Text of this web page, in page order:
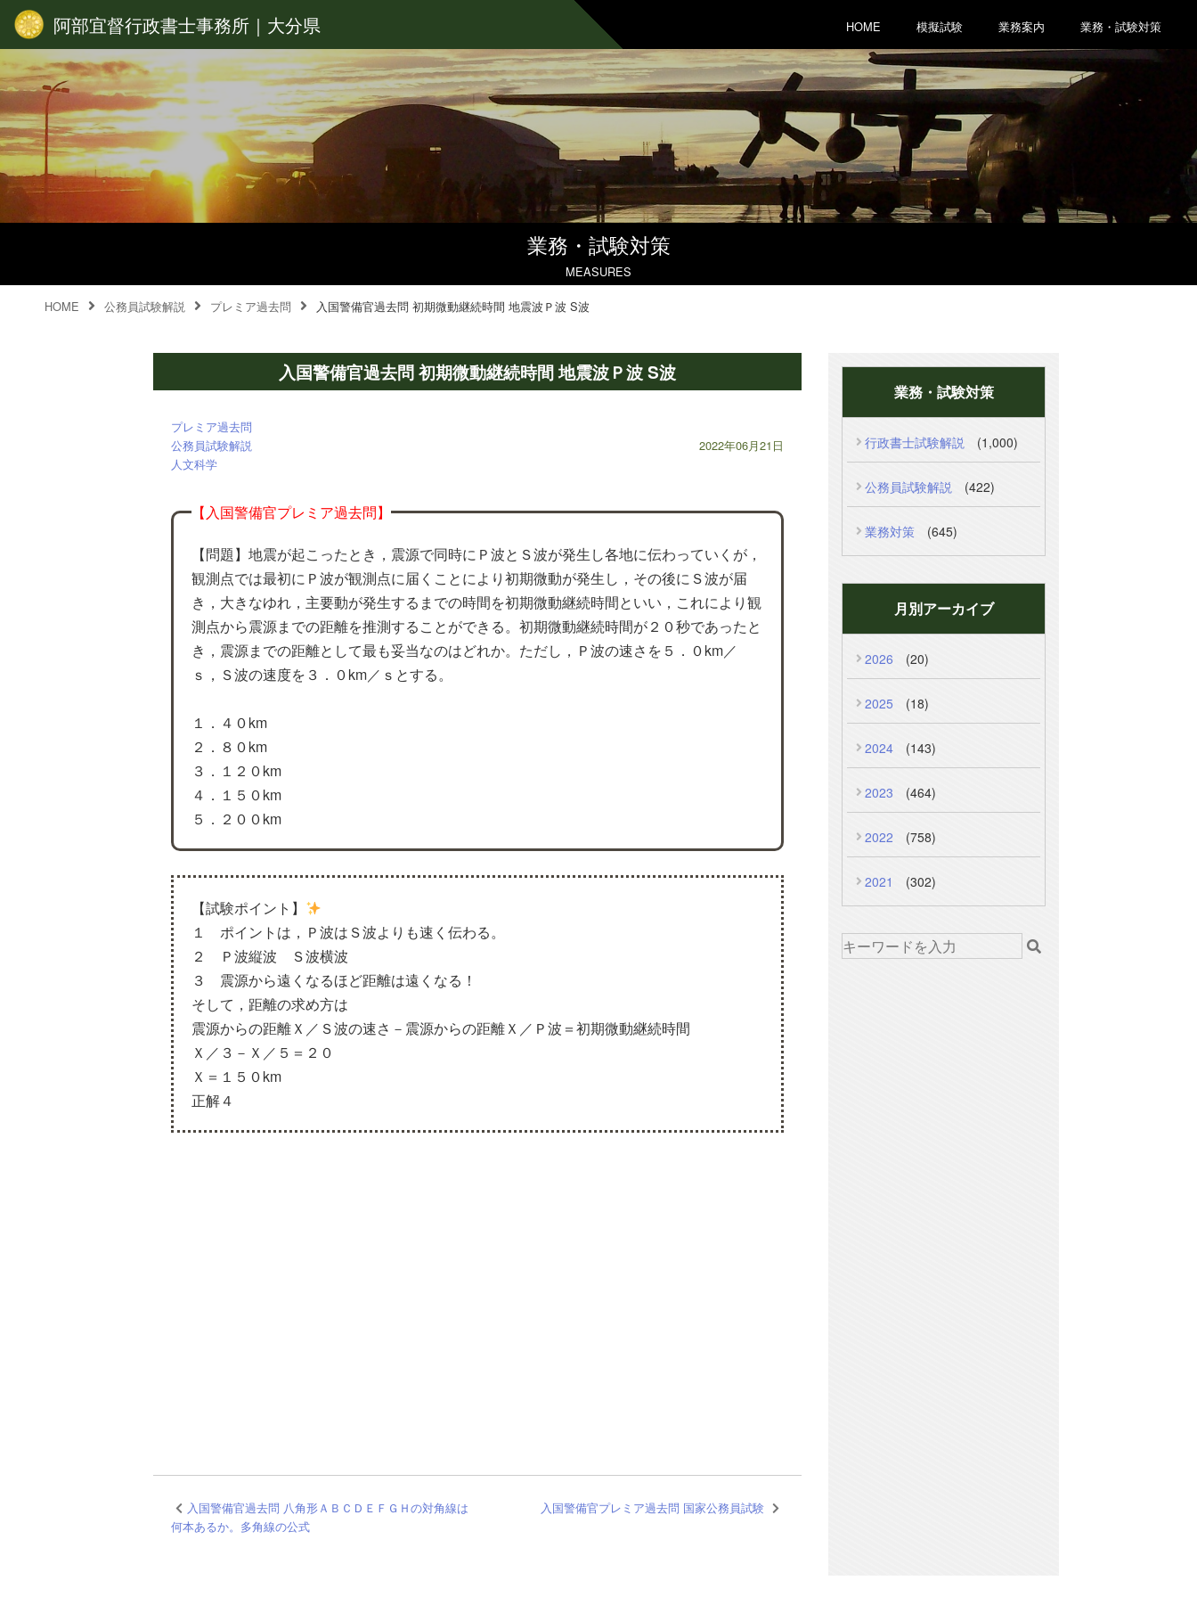
阿部宜督行政書士事務所｜大分県 HOME 模擬試験 業務案内 業務・試験対策
業務・試験対策
MEASURES
HOME 公務員試験解説 プレミア過去問 入国警備官過去問 初期微動継続時間 地震波Ｐ波 S波
入国警備官過去問 初期微動継続時間 地震波Ｐ波 S波
プレミア過去問
公務員試験解説
人文科学
2022年06月21日
【入国警備官プレミア過去問】
【問題】地震が起こったとき，震源で同時にＰ波とＳ波が発生し各地に伝わっていくが，
観測点では最初にＰ波が観測点に届くことにより初期微動が発生し，その後にＳ波が届
き，大きなゆれ，主要動が発生するまでの時間を初期微動継続時間といい，これにより観
測点から震源までの距離を推測することができる。初期微動継続時間が２０秒であったと
き，震源までの距離として最も妥当なのはどれか。ただし，Ｐ波の速さを５．０km／
ｓ，Ｓ波の速度を３．０km／ｓとする。
１．４０km
２．８０km
３．１２０km
４．１５０km
５．２００km
【試験ポイント】
１ ポイントは，Ｐ波はＳ波よりも速く伝わる。
２ Ｐ波縦波 Ｓ波横波
３ 震源から遠くなるほど距離は遠くなる！
そして，距離の求め方は
震源からの距離Ｘ／Ｓ波の速さ－震源からの距離Ｘ／Ｐ波＝初期微動継続時間
Ｘ／３－Ｘ／５＝２０
Ｘ＝１５０km
正解４
入国警備官過去問 八角形ＡＢＣＤＥＦＧＨの対角線は
何本あるか。多角線の公式
入国警備官プレミア過去問 国家公務員試験
業務・試験対策
行政書士試験解説 (1,000)
公務員試験解説 (422)
業務対策 (645)
月別アーカイブ
2026 (20)
2025 (18)
2024 (143)
2023 (464)
2022 (758)
2021 (302)